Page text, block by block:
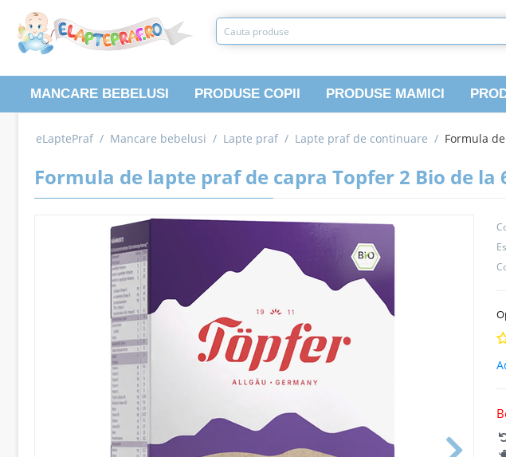
MANCARE BEBELUSI PRODUSE COPII PRODUSE MAMICI
eLaptePraf / Mancare bebelusi / Lapte praf / Lapte praf de continuare / Formula
Formula de lapte praf de capra Topfer 2 Bio de la